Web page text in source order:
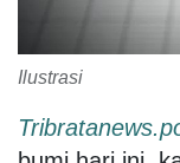
Ilustrasi